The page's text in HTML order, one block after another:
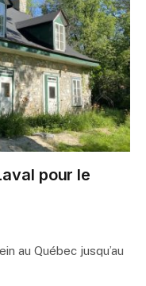
pour le
au Québec jusqu’au